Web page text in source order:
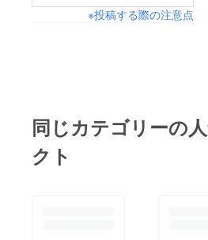
おかげだと感じていま
す。本当にありがとう
ありません。 そして
そして本日８月３日！
た。頂いた案はどれも
るのですが、来年から
諸事情で１００コイン
※投稿する際の注意点
同じカテゴリーの
クト